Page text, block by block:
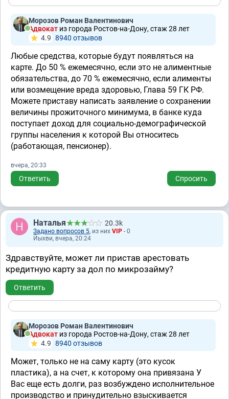
Морозов Роман Валентинович
Адвокат из города Ростов-на-Дону, стаж 28 лет
4.9 8940 отзывов
Любые средства, которые будут появляться на
карте. До 50 % ежемесячно, если это не алиментные
обязательства, до 70 % ежемесячно, если алименты
или возмещение вреда здоровью, Глава 59 ГК РФ.
Можете приставу написать заявление о сохранении
величины прожиточного минимума, в банке куда
поступает доход для социально-демографической
группы населения к которой Вы относитесь
(работающая, пенсионер).
вчера, 20:33
Ответить Спросить
Наталья 20.3k
Задано вопросов 5, из них VIP - 0
Йыхви, вчера, 20:24
Здравствуйте, может ли пристав арестовать
кредитную карту за дол по микрозайму?
Ответить
Морозов Роман Валентинович
Адвокат из города Ростов-на-Дону, стаж 28 лет
4.9 8940 отзывов
Может, только не на саму карту (это кусок
пластика), а на счет, к которому она привязана У
Вас еще есть долги, раз возбуждено исполнительное
производство и принудительно взыскивается